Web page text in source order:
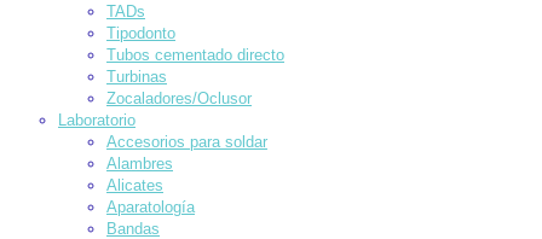
TADs
Tipodonto
Tubos cementado directo
Turbinas
Zocaladores/Oclusor
Laboratorio
Accesorios para soldar
Alambres
Alicates
Aparatología
Bandas